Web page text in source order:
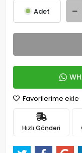
Adet
Favorilerime ekle
Hızlı Gönderi